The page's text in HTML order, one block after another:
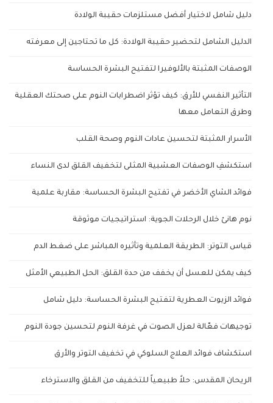
دليل شامل لاختيار أفضل مستلزمات حقيبة الولادة
الدليل الشامل لتحضير حقيبة الولادة: كل ما تحتاجين إلى معرفته
الوصفات المثبتة بالألوفيرا لتفتيح البشرة الحساسة
التأثير النفسي للأرق: كيف تؤثر اضطرابات النوم على صحتك العقلية
وطرق التعامل معها
الأسرار المثبتة لتحسين عادات النوم وصحة القلب
استكشفِ الوصفات العشبية المثلى لتخفيف القلق لدى النساء
فوائد الشاي الأخضر في تفتيح البشرة الحساسة: مقاربة علمية
نوم هانئ خلال الرحلات الجوية: استراتيجيات موثوقة
قياس التوتر: الطريقة العلمية وتأثيره المباشر على ضغط الدم
كيف يمكن للعسل أن يخفف من حدة القلق: الحل الطبيعي الأمثل
فوائد الزيوت العطرية لتفتيح البشرة الحساسة: دليل شامل
توجيهات فعّالة لعزل الصوت في غرفة النوم لتحسين جودة النوم
استكشاف فوائد العلاج السلوكي في تخفيف التوتر والأرق
الريحان المقدس: حلاً طبيعياً للتخفيف من القلق والاسترخاء